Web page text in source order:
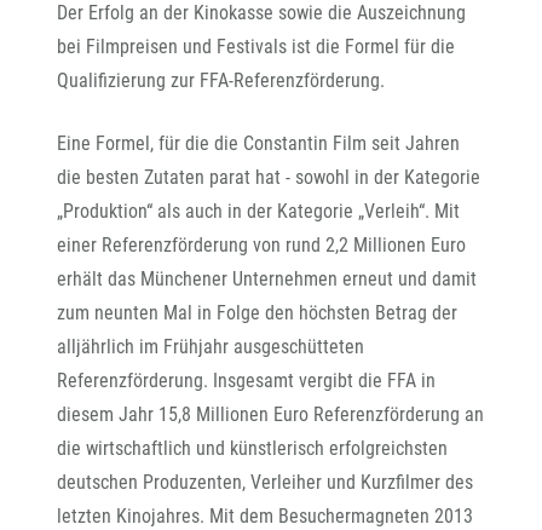
Der Erfolg an der Kinokasse sowie die Auszeichnung
bei Filmpreisen und Festivals ist die Formel für die
Qualifizierung zur FFA-Referenzförderung.
Eine Formel, für die die Constantin Film seit Jahren
die besten Zutaten parat hat - sowohl in der Kategorie
„Produktion“ als auch in der Kategorie „Verleih“. Mit
einer Referenzförderung von rund 2,2 Millionen Euro
erhält das Münchener Unternehmen erneut und damit
zum neunten Mal in Folge den höchsten Betrag der
alljährlich im Frühjahr ausgeschütteten
Referenzförderung. Insgesamt vergibt die FFA in
diesem Jahr 15,8 Millionen Euro Referenzförderung an
die wirtschaftlich und künstlerisch erfolgreichsten
deutschen Produzenten, Verleiher und Kurzfilmer des
letzten Kinojahres. Mit dem Besuchermagneten 2013